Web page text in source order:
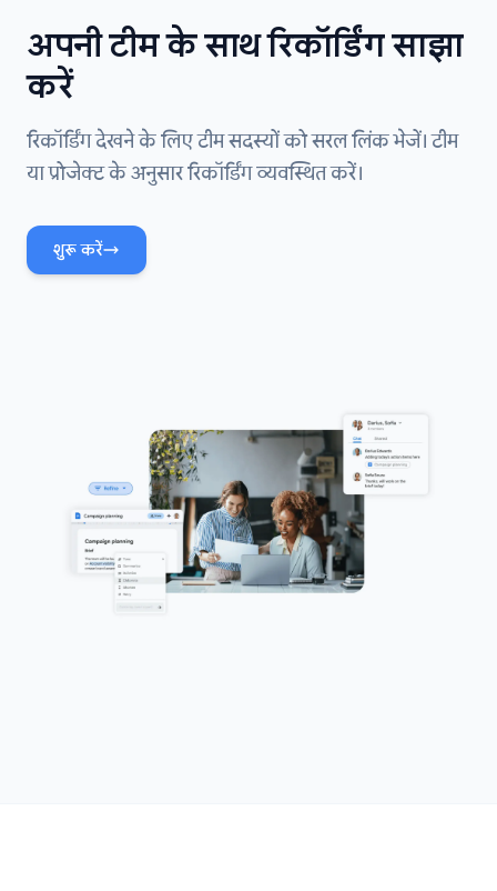
अपनी टीम के साथ रिकॉर्डिंग साझा
करें
रिकॉर्डिंग देखने के लिए टीम सदस्यों को सरल लिंक भेजें। टीम
या प्रोजेक्ट के अनुसार रिकॉर्डिंग व्यवस्थित करें।
शुरू करें